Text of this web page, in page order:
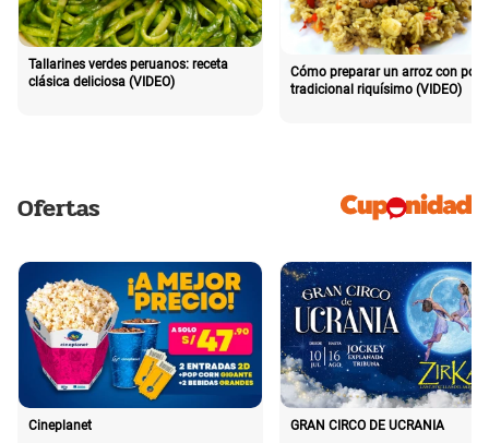
Tallarines verdes peruanos: receta
clásica deliciosa (VIDEO)
Cómo preparar un arroz con pollo
tradicional riquísimo (VIDEO)
Ofertas
Cineplanet GRAN CIRCO DE UCRANIA